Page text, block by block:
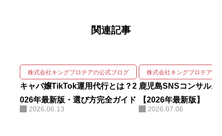
gleニュースをはじめ大手メディア
画・撮影・編集・運用をワンスト
ップで回しながら、そこにAIを掛
け合わせて成果を伸ばす実装力に
ある。AIコンサルティング・AI研
関連記事
株式会社キングプロテアの公式ブログ
キャバ嬢TikTok運用代行とは？2
026年最新版・選び方完全ガイド
2026.06.13
株式会社キングプロテアの
鹿児島SNSコンサルお
【2026年最新版】
2026.07.06